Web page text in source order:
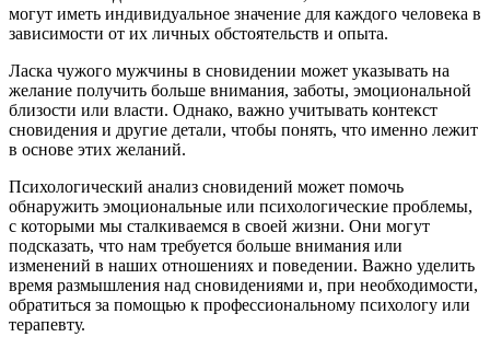
могут иметь индивидуальное значение для каждого человека в
зависимости от их личных обстоятельств и опыта.
Ласка чужого мужчины в сновидении может указывать на
желание получить больше внимания, заботы, эмоциональной
близости или власти. Однако, важно учитывать контекст
сновидения и другие детали, чтобы понять, что именно лежит
в основе этих желаний.
Психологический анализ сновидений может помочь
обнаружить эмоциональные или психологические проблемы,
с которыми мы сталкиваемся в своей жизни. Они могут
подсказать, что нам требуется больше внимания или
изменений в наших отношениях и поведении. Важно уделить
время размышления над сновидениями и, при необходимости,
обратиться за помощью к профессиональному психологу или
терапевту.